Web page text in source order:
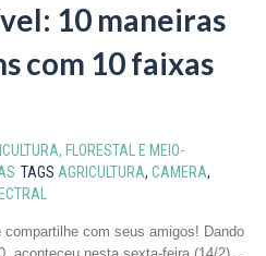
10 maneiras
com 10 faixas
FLORESTAL E MEIO-
TAGS AGRICULTURA, CAMERA,
com seus amigos! Dando